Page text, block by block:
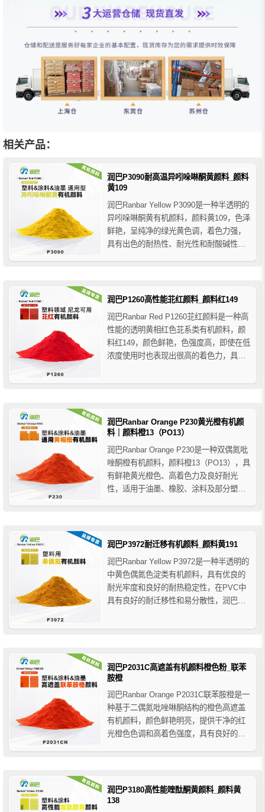
相关产品：
润巴P3090耐高温异吲哚啉酮黄颜料_颜料
黄109
润巴Ranbar Yellow P3090是一种半透明的
异吲哚啉酮黄有机颜料，颜料黄109，色泽
鲜艳，呈纯净的绿光黄色调，着色力强，
具有出色的耐热性、耐光性和耐酸碱性等
适合与无机颜料配色可获得非常深的颜
润巴P1260高性能苝红颜料_颜料红149
润巴Ranbar Red P1260苝红颜料是一种高
性能的透明黄相红色苝系类有机颜料，颜
料红149，颜色鲜艳，色强度高，即使在低
浓度使用时也表现出很高的着色力，具有
工稳定性，在软质PVC中具有优异的耐迁
润巴Ranbar Orange P230黄光橙有机颜
料｜颜料橙13（PO13）
润巴Ranbar Orange P230是一种双偶氮吡
唑酮橙有机颜料，颜料橙13（PO13），具
有鲜艳黄光橙色、高着色力及良好耐光
性，适用于油墨、橡胶、涂料及部分塑料
润巴P3972耐迁移有机颜料_颜料黄191
润巴Ranbar Yellow P3972是一种半透明的
中黄色偶氮色淀类有机颜料，具有优良的
耐光牢度和良好的耐热稳定性，在PVC中
具有良好的耐迁移性和易分散性，润巴
域的着色应用，可用于替代联苯胺颜料和
润巴P2031C高遮盖有机颜料橙色粉_联苯
胺橙
润巴Ranbar Orange P2031C联苯胺橙是一
种基于二偶氮吡唑啉酮结构的橙色高遮盖
有机颜料，颜色鲜艳明亮，提供干净的红
光橙色色调和高着色强度，具有良好的整
是钼酸盐红橙色的良好替代品，广泛应用
于油漆涂...
润巴P3180高性能喹酞酮黄颜料_颜料黄
138